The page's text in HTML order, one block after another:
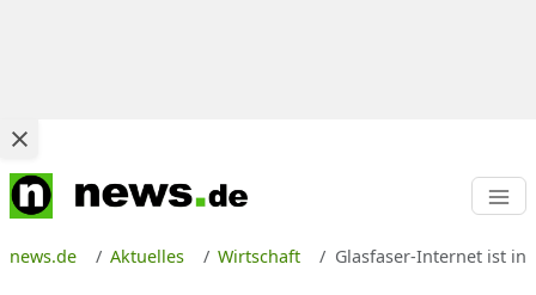
news.de Aktuelles Wirtschaft Glasfaser-Internet ist in